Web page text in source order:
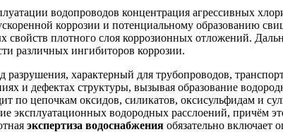
водопроводов концентрация агрессивных
коррозии и потенциальному образованию
свойств плотного слоя коррозионных отложений.
различных ингибиторов коррозии.
разрушения, характерный для трубопроводов,
и дефектах структуры, вызывая образование
по цепочкам оксидов, силикатов, оксисульфидам и
эксплуатационных водородных расслоений, причём
экспертиза водоснабжения обязательно включает